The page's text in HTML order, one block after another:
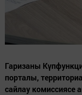
Гаризаны
порталы,
сайлау